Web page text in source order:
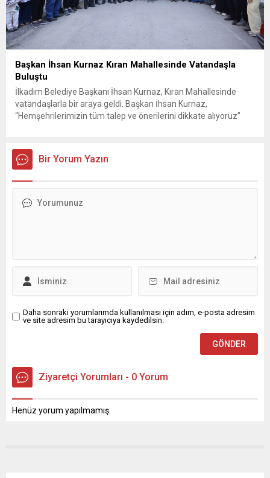
Başkan İhsan Kurnaz Kıran Mahallesinde Vatandaşla
Buluştu
İlkadım Belediye Başkanı İhsan Kurnaz, Kıran Mahallesinde
vatandaşlarla bir araya geldi. Başkan İhsan Kurnaz,
“Hemşehrilerimizin tüm talep ve önerilerini dikkate alıyoruz”
sohbet eden, onların talep ve önerileri dinleyen Başkan İhsan
Kurnaz, gelen taleplerin çözümü için...
Bir Yorum Yazın
Daha sonraki yorumlarımda kullanılması için adım, e-posta adresim
ve site adresim bu tarayıcıya kaydedilsin.
Ziyaretçi Yorumları - 0 Yorum
Henüz yorum yapılmamış.